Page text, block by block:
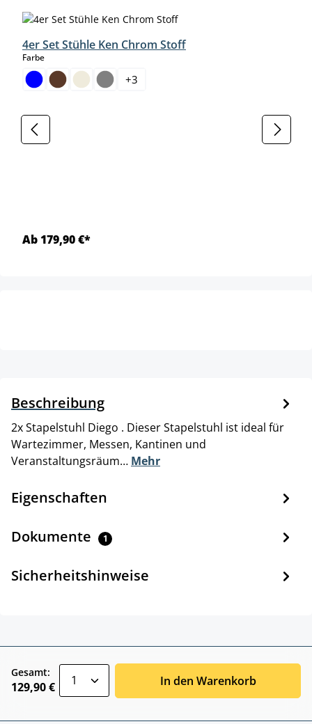
4er Set Stühle Ken Chrom Stoff
Farbeauswählen
+3
Ab 179,90 €*
Beschreibung
2x Stapelstuhl Diego . Dieser Stapelstuhl ist ideal für
Wartezimmer, Messen, Kantinen und
Veranstaltungsräum… Mehr
Eigenschaften
Dokumente 1
Sicherheitshinweise
Gesamt:
129,90 € In den Warenkorb